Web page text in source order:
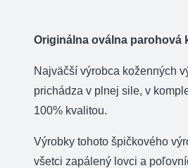
hlava
Originálna oválna parohová
Najväčší výrobca koženných
prichádza v plnej sile, v
100% kvalitou.
Výrobky tohoto špičkového
všetci zapálený lovci a